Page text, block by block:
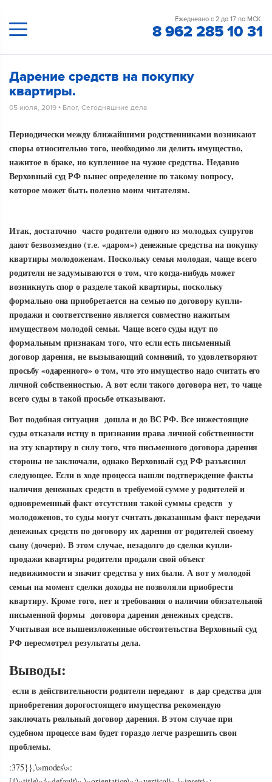
Ежедневно с 2 до 17 по МСК.
8 962 285 10 31
Дарение средств на покупку
квартиры.
05 июля, 2019 • Блог, Сегодняшние дела
Периодически между ближайшими родственниками возникают
споры относительно того, необходимо ли делить имущество,
нажитое в браке, но купленное на чужие средства. Недавно
Верховный суд РФ вынес определение по такому вопросу,
которое может быть полезно моим читателям.
Итак, достаточно часто родители одного из молодых супругов
дают безвозмездно (т.е. «даром») денежные средства на покупку
квартиры молодоженам. Поскольку семья молодая, чаще всего
родители не задумываются о том, что когда-нибудь может
возникнуть спор о разделе такой квартиры, поскольку
формально она приобретается на семью по договору купли-
продажи и соответственно является совместно нажитым
имуществом молодой семьи. Чаще всего суды идут по
формальным признакам того, что если есть письменный
договор дарения, не вызывающий сомнений, то удовлетворяют
просьбу «одаренного» о том, что это имущество надо считать его
личной собственностью. А вот если такого договора нет, то чаще
всего суды в такой просьбе отказывают.
Вот подобная ситуация дошла и до ВС РФ. Все нижестоящие
суды отказали истцу в признании права личной собственности
на эту квартиру в силу того, что письменного договора дарения
стороны не заключали, однако Верховный суд РФ разъяснил
следующее. Если в ходе процесса нашли подтверждение факты
наличия денежных средств в требуемой сумме у родителей и
одновременный факт отсутствия такой суммы средств у
молодоженов, то суды могут считать доказанным факт передачи
денежных средств по договору их дарения от родителей своему
сыну (дочери). В этом случае, незадолго до сделки купли-
продажи квартиры родители продали свой объект
недвижимости и значит средства у них были. А вот у молодой
семьи на момент сделки доходы не позволяли приобрести
квартиру. Кроме того, нет и требования о наличии обязательной
письменной формы договора дарения денежных средств.
Учитывая все вышеизложенные обстоятельства Верховный суд
РФ пересмотрел результаты дела.
Выводы:
если в действительности родители передают в дар средства для
приобретения дорогостоящего имущества рекомендую
заключать реальный договор дарения. В этом случае при
судебном процессе вам будет гораздо легче разрешить свои
проблемы.
:375}},\»modes\»: